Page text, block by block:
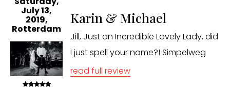
July 13,
2019,
Rotterdam
Karin & Michael
Jill, Just an Incredible Lovely Lady, did
I just spell your name?! Simpelweg
ongelofelijk het eindresultaat, maar
read full review